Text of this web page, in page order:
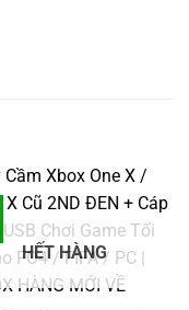
HẾT HÀNG